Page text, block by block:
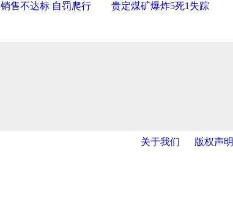
销售不达标 自罚爬行 贵定煤矿爆炸5死1失踪
关于我们 版权声明